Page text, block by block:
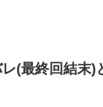
(最終回結末)